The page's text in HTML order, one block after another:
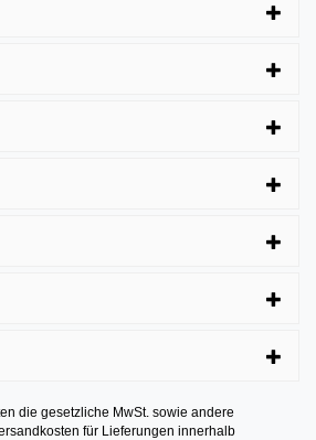
die gesetzliche MwSt. sowie andere
für Lieferungen innerhalb